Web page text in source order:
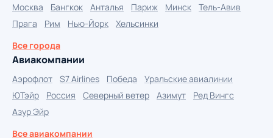
Москва Бангкок Анталья Париж Минск
Тель-Авив
Прага
Рим Нью-Йорк
Хельсинки
Все города
Авиакомпании
Аэрофлот S7 Airlines Победа
Уральские авиалинии
ЮТэйр
Россия Северный ветер Азимут
Ред Вингс
Азур Эйр
Все авиакомпании